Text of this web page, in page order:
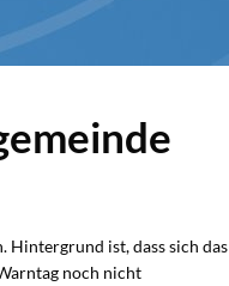
Hintergrund ist, dass sich das
noch nicht